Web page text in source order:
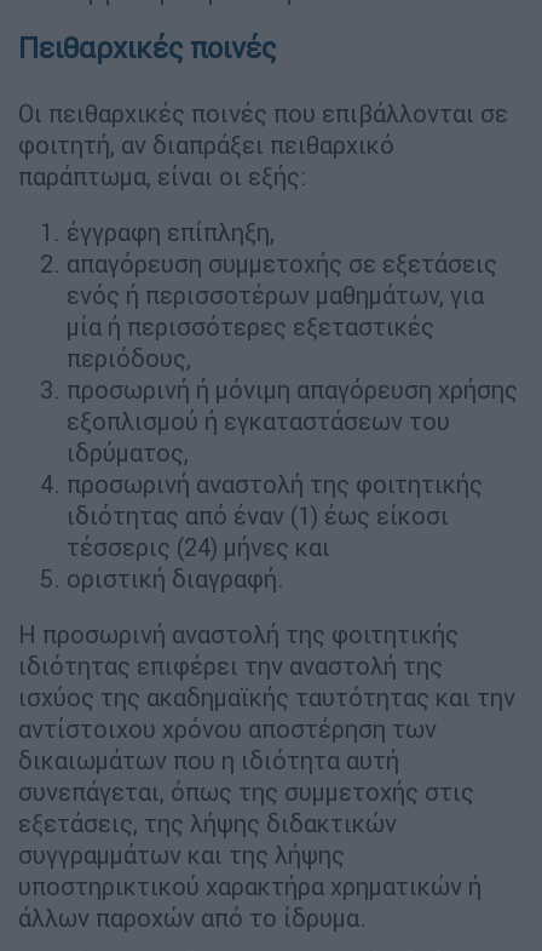
Πειθαρχικές ποινές
Οι πειθαρχικές ποινές που επιβάλλονται σε
φοιτητή, αν διαπράξει πειθαρχικό
παράπτωμα, είναι οι εξής:
έγγραφη επίπληξη,
απαγόρευση συμμετοχής σε εξετάσεις
ενός ή περισσοτέρων μαθημάτων, για
μία ή περισσότερες εξεταστικές
περιόδους,
προσωρινή ή μόνιμη απαγόρευση χρήσης
εξοπλισμού ή εγκαταστάσεων του
ιδρύματος,
προσωρινή αναστολή της φοιτητικής
ιδιότητας από έναν (1) έως είκοσι
τέσσερις (24) μήνες και
οριστική διαγραφή.
Η προσωρινή αναστολή της φοιτητικής
ιδιότητας επιφέρει την αναστολή της
ισχύος της ακαδημαϊκής ταυτότητας και την
αντίστοιχου χρόνου αποστέρηση των
δικαιωμάτων που η ιδιότητα αυτή
συνεπάγεται, όπως της συμμετοχής στις
εξετάσεις, της λήψης διδακτικών
συγγραμμάτων και της λήψης
υποστηρικτικού χαρακτήρα χρηματικών ή
άλλων παροχών από το ίδρυμα.